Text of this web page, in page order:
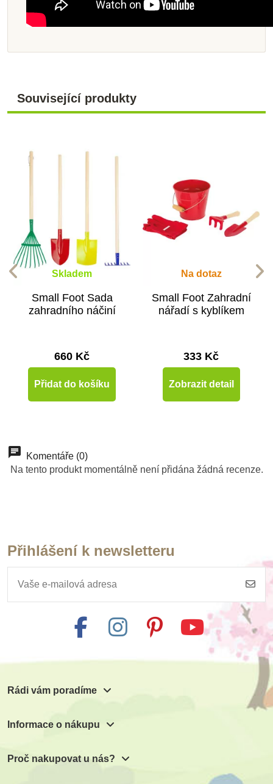
Související produkty
Skladem
Small Foot Sada
zahradního náčiní
660 Kč
Přidat do košíku
Na dotaz
Small Foot Zahradní
nářadí s kyblíkem
333 Kč
Zobrazit detail
Small Foot Sada
Komentáře (0)
Na tento produkt momentálně není přidána žádná recenze.
Přihlášení k newsletteru
Rádi vám poradíme
Informace o nákupu
Proč nakupovat u nás?